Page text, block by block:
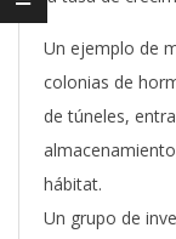
Un ejemplo de
colonias de
de túneles,
hábitat.
Un grupo de